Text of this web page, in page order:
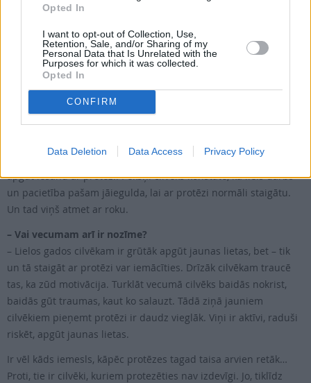
Opted In
I want to opt-out of Collection, Use,
Retention, Sale, and/or Sharing of my
Personal Data that Is Unrelated with the
Purposes for which it was collected.
Opted In
CONFIRM
Data Deletion Data Access Privacy Policy
lielāku spēku, piepūli nekā dabiskā
Cilvēkam jāpierod izjust līdzsvaru.
Turklāt, ja tā ir zemceļa protēze, tad vismaz ceļa locītava ir sava,
taču, ja bijusi virsceļa amputācija, tad jāiemācās staigāt ar
locītavu, kuru tu nejūti – nezini, kā tā lokās. Ir jāpierod, kā iet, lai
locītava nostrādātu – lai celis saliektos, kad tev to vajag, nevis kā
kurā brīdī, kad neesi tam gatavs. Tas ir ļoti sarežģīts process –
apgūt iešanu ar protēzi. Pēkšņi cilvēks konstatē, ka liels darbs
un pacietība pašam jāiegulda, lai ar protēzi normāli staigātu.
Un tad viņš atmet ar roku.
– Vai vecumam arī ir nozīme?
– Lielos gados cilvēkam ir grūtāk apgūt jaunas lietas, bet – tik
un tā staigāt ar protēzi var iemācīties. Drīzāk cilvēkam traucē
tas, ka zūd motivācija. Turklāt vecumā cilvēks baidās nokrist,
baidās gūt traumas, kaut ko salauzt. Tādā ziņā jauniem
cilvēkiem pieņemt protēzi ir daudz vieglāk. Viņi ir aktīvi, raduši
riskēt, apgūt jaunas lietas.
Ir vēl kāds iemesls, kāpēc protēzes tagad taisa arvien retāk…
Proti, tie ir cilvēki, kuriem protezēties nav izdevīgi. Jo, tiklīdz